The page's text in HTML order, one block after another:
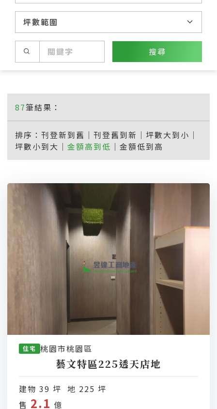
搜尋
87筆結果：
排序： 刊登新到舊 ｜ 刊登舊到新 ｜ 坪數大到小 ｜
坪數小到大 ｜ 金額高到低 ｜ 金額低到高
住宅 桃園市桃園區
藝文特區225透天店地
建物 39 坪 地 225 坪
售 2.1 億